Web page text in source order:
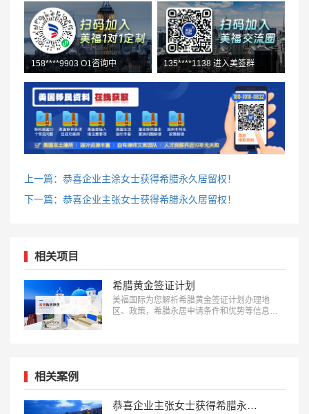
158****9903 O1咨询中 135****1138 进入美签群
上一篇：恭喜企业主涂女士获得希腊永久居留权！
下一篇：恭喜企业主张女士获得希腊永久居留权！
相关项目
希腊黄金签证计划
美福国际为您解析希腊黄金签证计划办理地
区、政策，希腊永居申请条件和优势等信息：
相关案例
恭喜企业主张女士获得希腊永久居留权！